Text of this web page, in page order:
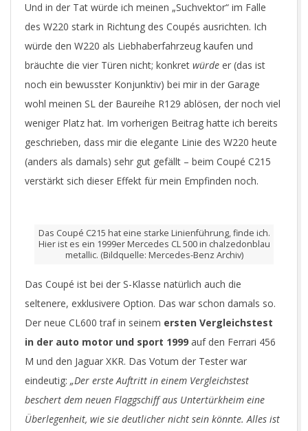
Und in der Tat würde ich meinen „Suchvektor“ im Falle
des W220 stark in Richtung des Coupés ausrichten. Ich
würde den W220 als Liebhaberfahrzeug kaufen und
bräuchte die vier Türen nicht; konkret würde er (das ist
noch ein bewusster Konjunktiv) bei mir in der Garage
wohl meinen SL der Baureihe R129 ablösen, der noch viel
weniger Platz hat. Im vorherigen Beitrag hatte ich bereits
geschrieben, dass mir die elegante Linie des W220 heute
(anders als damals) sehr gut gefällt – beim Coupé C215
verstärkt sich dieser Effekt für mein Empfinden noch.
Das Coupé C215 hat eine starke Linienführung, finde ich.
Hier ist es ein 1999er Mercedes CL 500 in chalzedonblau
metallic. (Bildquelle: Mercedes-Benz Archiv)
Das Coupé ist bei der S-Klasse natürlich auch die
seltenere, exklusivere Option. Das war schon damals so.
Der neue CL600 traf in seinem ersten Vergleichstest
in der auto motor und sport 1999 auf den Ferrari 456
M und den Jaguar XKR. Das Votum der Tester war
eindeutig: „Der erste Auftritt in einem Vergleichstest
beschert dem neuen Flaggschiff aus Untertürkheim eine
Überlegenheit, wie sie deutlicher nicht sein könnte. Alles ist